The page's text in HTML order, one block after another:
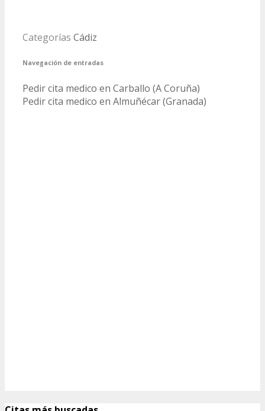
Categorías Cádiz
Navegación de entradas
Pedir cita medico en Carballo (A Coruña)
Pedir cita medico en Almuñécar (Granada)